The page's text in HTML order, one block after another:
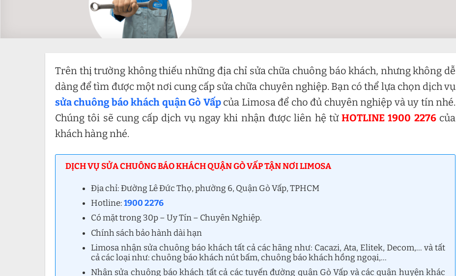
Trên thị trường không thiếu những địa chỉ sửa chữa chuông báo khách, nhưng không dễ
dàng để tìm được một nơi cung cấp sửa chữa chuyên nghiệp. Bạn có thể lựa chọn dịch vụ
sửa chuông báo khách quận Gò Vấpcủa Limosa để cho đủ chuyên nghiệp và uy tín nhé.
Chúng tôi sẽ cung cấp dịch vụ ngay khi nhận được liên hệ từHOTLINE 1900 2276của
khách hàng nhé.
DỊCH VỤ SỬA CHUÔNG BÁO KHÁCH QUẬN GÒ VẤP TẬN NƠI LIMOSA
Địa chỉ: Đường Lê Đức Thọ, phường 6, Quận Gò Vấp, TPHCM
Hotline:1900 2276
Có mặt trong 30p – Uy Tín – Chuyên Nghiệp.
Chính sách bảo hành dài hạn
Limosa nhận sửa chuông báo khách tất cả các hãng như: Cacazi, Ata, Elitek, Decom,… và tất
cả các loại như: chuông báo khách nút bấm, chuông báo khách hồng ngoại,…
Nhận sửa chuông báo khách tất cả các tuyến đường quận Gò Vấp và các quận huyện khác